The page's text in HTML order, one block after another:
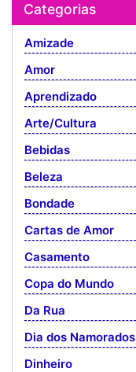
Categorias
Amizade
Amor
Aprendizado
Arte/Cultura
Bebidas
Beleza
Bondade
Cartas de Amor
Casamento
Copa do Mundo
Da Rua
Dia dos Namorados
Dinheiro